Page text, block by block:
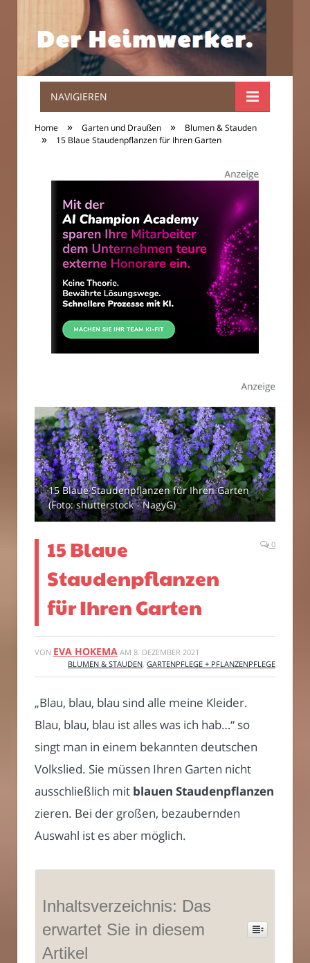
Der
Heimwerker.
NAVIGIEREN
Home » Garten und Draußen » Blumen & Stauden
» 15 Blaue Staudenpflanzen für Ihren Garten
15 Blaue Staudenpflanzen für Ihren Garten
(Foto: shutterstock - NagyG)
15 Blaue
Staudenpflanzen
für Ihren Garten
0
VON EVA HOKEMA AM 8. DEZEMBER 2021
BLUMEN & STAUDEN GARTENPFLEGE + PFLANZENPFLEGE
„Blau, blau, blau sind alle meine Kleider.
Blau, blau, blau ist alles was ich hab…“ so
singt man in einem bekannten deutschen
Volkslied. Sie müssen Ihren Garten nicht
ausschließlich mit blauen Staudenpflanzen
zieren. Bei der großen, bezaubernden
Auswahl ist es aber möglich.
Inhaltsverzeichnis: Das
erwartet Sie in diesem
Artikel